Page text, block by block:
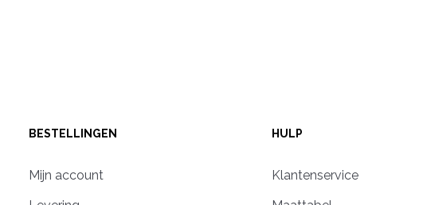
BESTELLINGEN
Mijn account
HULP
Klantenservice